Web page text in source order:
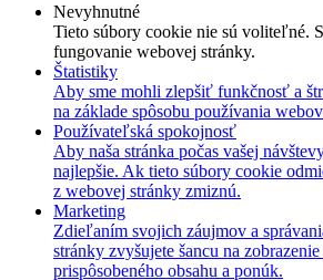
Nevyhnutné
Tieto súbory cookie nie sú voliteľné.
fungovanie webovej stránky.
Štatistiky
Aby sme mohli zlepšiť funkčnosť a
na základe spôsobu používania
Používateľská spokojnosť
Aby naša stránka počas vašej
najlepšie. Ak tieto súbory cookie
z webovej stránky zmiznú.
Marketing
Zdieľaním svojich záujmov a
stránky zvyšujete šancu na
prispôsobeného obsahu a ponúk.